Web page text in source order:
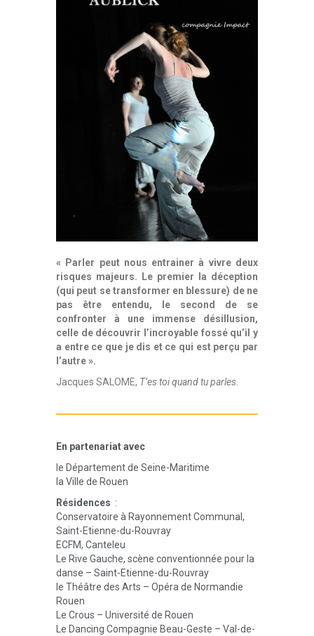
« Parler peut nous entrainer à vivre deux
risques majeurs. Le premier la déception
(qui peut se transformer en blessure) de ne
pas être entendu, le second de se
confronter à une immense désillusion,
celle de découvrir l’incroyable fossé qu’il y
a entre ce que je dis et ce qui est perçu par
l’autre ».
Jacques SALOME, T’es toi quand tu parles.
En partenariat avec
le Département de Seine-Maritime
la Ville de Rouen
Résidences :
Conservatoire à Rayonnement Communal,
Saint-Etienne-du-Rouvray
ECFM, Canteleu
Le Rive Gauche, scène conventionnée pour la
danse – Saint-Etienne-du-Rouvray
le Théâtre des Arts – Opéra de Normandie
Rouen
Le Crous – Université de Rouen
Le Dancing Compagnie Beau-Geste – Val-de-